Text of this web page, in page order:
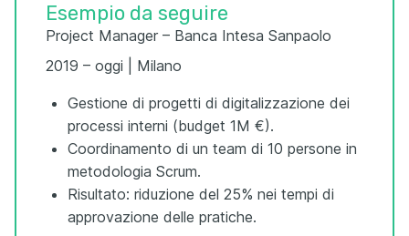
Esempio da seguire
Project Manager – Banca Intesa Sanpaolo
2019 – oggi | Milano
Gestione di progetti di digitalizzazione dei
processi interni (budget 1M €).
Coordinamento di un team di 10 persone in
metodologia Scrum.
Risultato: riduzione del 25% nei tempi di
approvazione delle pratiche.